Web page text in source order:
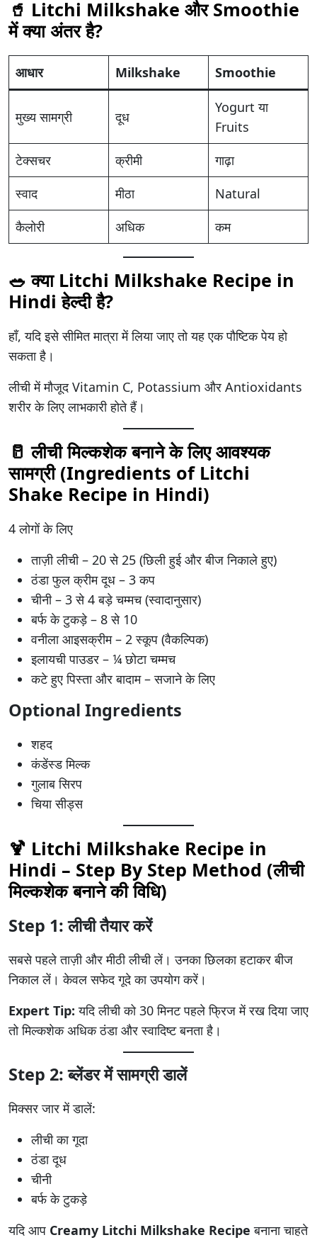
🥤 Litchi Milkshake और Smoothie
में क्या अंतर है?
आधार Milkshake Smoothie
मुख्य सामग्री दूध
Yogurt या
Fruits
टेक्सचर
क्रीमी
गाढ़ा
स्वाद
मीठा
Natural
कैलोरी
अधिक कम
🥗 क्या Litchi Milkshake Recipe in
Hindi हेल्दी है?
हाँ, यदि इसे सीमित मात्रा में लिया जाए तो यह एक पौष्टिक पेय हो
सकता है।
लीची में मौजूद Vitamin C, Potassium और Antioxidants
शरीर के लिए लाभकारी होते हैं।
🥛 लीची मिल्कशेक बनाने के लिए आवश्यक
सामग्री (Ingredients of Litchi
Shake Recipe in Hindi)
4 लोगों के लिए
ताज़ी लीची – 20 से 25 (छिली हुई और बीज निकाले हुए)
ठंडा फुल क्रीम दूध – 3 कप
चीनी – 3 से 4 बड़े चम्मच (स्वादानुसार)
बर्फ के टुकड़े – 8 से 10
वनीला आइसक्रीम – 2 स्कूप (वैकल्पिक)
इलायची पाउडर – ¼ छोटा चम्मच
कटे हुए पिस्ता और बादाम – सजाने के लिए
Optional Ingredients
शहद
कंडेंस्ड मिल्क
गुलाब सिरप
चिया सीड्स
🍹 Litchi Milkshake Recipe in
Hindi – Step By Step Method (लीची
मिल्कशेक बनाने की विधि)
Step 1: लीची तैयार करें
सबसे पहले ताज़ी और मीठी लीची लें। उनका छिलका हटाकर बीज
निकाल लें। केवल सफेद गूदे का उपयोग करें।
Expert Tip: यदि लीची को 30 मिनट पहले फ्रिज में रख दिया जाए
तो मिल्कशेक अधिक ठंडा और स्वादिष्ट बनता है।
Step 2: ब्लेंडर में सामग्री डालें
मिक्सर जार में डालें:
लीची का गूदा
ठंडा दूध
चीनी
बर्फ के टुकड़े
यदि आप Creamy Litchi Milkshake Recipe बनाना चाहते